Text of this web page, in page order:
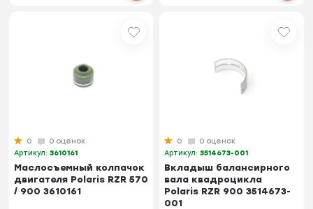
0
0 оценок
Артикул:3610161
Маслосъемный колпачок
двигателя Polaris RZR 570
/ 900 3610161
0
0 оценок
Артикул:3514673-001
Вкладыш балансирного
вала квадроцикла
Polaris RZR 900 3514673-
001